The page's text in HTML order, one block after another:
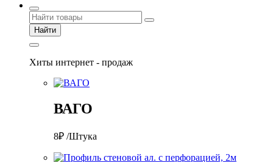
Найти
Хиты интернет - продаж
ВАГО
8₽ /Штука